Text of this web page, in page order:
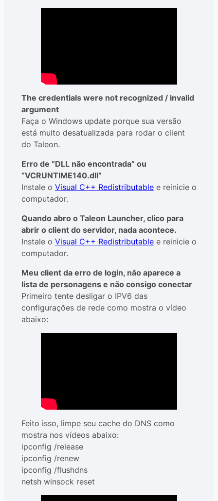
The credentials were not recognized / invalid
argument
Faça o Windows update porque sua versão
está muito desatualizada para rodar o client
do Taleon.
Erro de “DLL não encontrada” ou
“VCRUNTIME140.dll”
Instale o Visual C++ Redistributablee reinicie o
computador.
Quando abro o Taleon Launcher, clico para
abrir o client do servidor, nada acontece.
Instale o Visual C++ Redistributablee reinicie o
computador.
Meu client da erro de login, não aparece a
lista de personagens e não consigo conectar
Primeiro tente desligar o IPV6 das
configurações de rede como mostra o vídeo
abaixo:
Feito isso, limpe seu cache do DNS como
mostra nos vídeos abaixo:
ipconfig /release
ipconfig /renew
ipconfig /flushdns
netsh winsock reset